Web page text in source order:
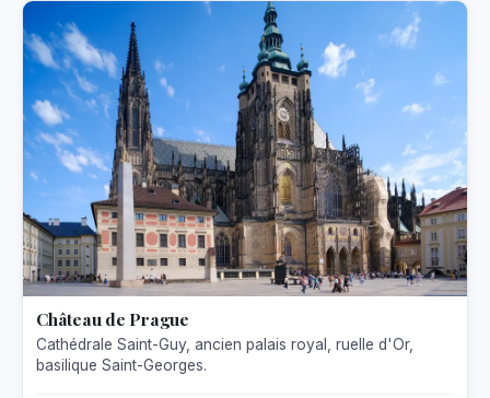
Château de Prague
Cathédrale Saint-Guy, ancien palais royal, ruelle d'Or,
basilique Saint-Georges.